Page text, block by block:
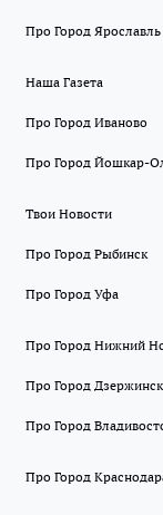
Про Город Ярославль
Наша Газета
Про Город Иваново
Про Город Йошкар-
Твои Новости
Про Город Рыбинск
Про Город Уфа
Про Город Нижний
Про Город Дзержинск
Про Город
Про Город